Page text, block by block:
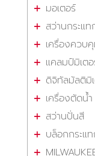
มอเตอร์
สว่านกระแท
เครื่องควบ
แคลมป์มิเต
ดิจิทัลมัลติมิ
เครื่องตัดน้ำ
สว่านปั่นสี
บล็อกกระแ